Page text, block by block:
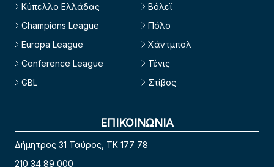
Κύπελλο Ελλάδας
Champions League
Europa League
Conference League
GBL
Βόλεϊ
Πόλο
Χάντμπολ
Τένις
Στίβος
ΕΠΙΚΟΙΝΩΝΙΑ
Δήμητρος 31 Ταύρος, TK 177 78
210 34 89 000